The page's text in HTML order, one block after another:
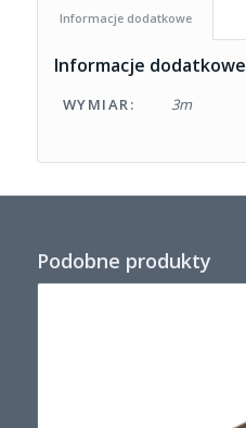
Informacje dodatkowe
Informacje dodatkowe
WYMIAR: 3m
Podobne produkty